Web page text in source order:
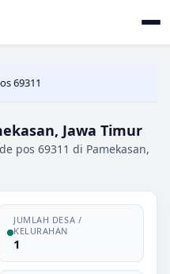
69311
Jawa Timur
pos 69311 di Pamekasan,
JUMLAH DESA /
KELURAHAN
1